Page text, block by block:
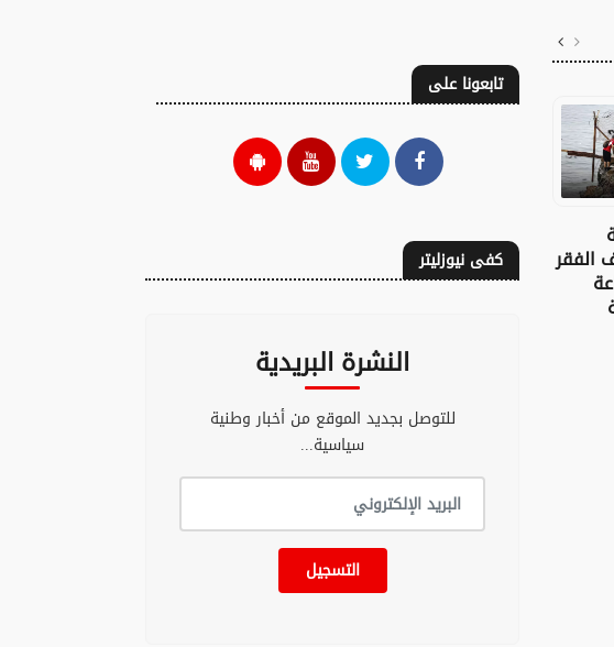
الفقر
حقوقي يجلد أحزابا في
إسبانيا طالبت باستبعاد
المغرب من تنظيم مرتقبة بعدد من
تابعونا على
كفى نيوزليتر
النشرة البريدية
للتوصل بجديد الموقع من أخبار وطنية
سياسية...
التسجيل